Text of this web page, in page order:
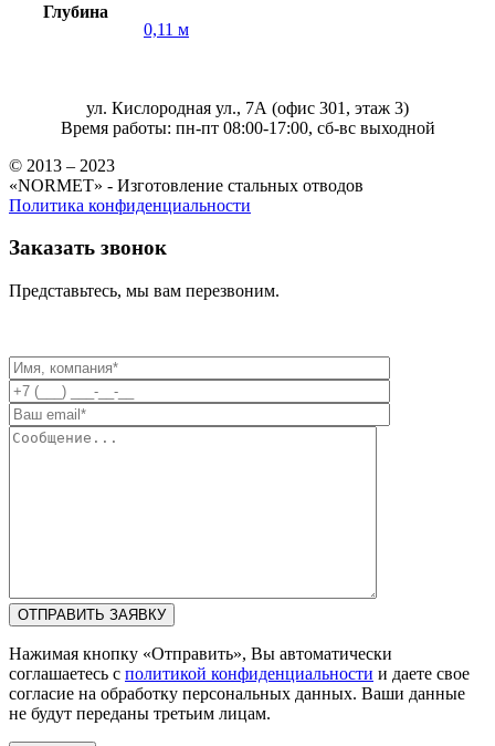
Глубина
0,11 м
ул. Кислородная ул., 7А (офис 301, этаж 3)
Время работы: пн-пт 08:00-17:00, сб-вс выходной
© 2013 – 2023
«NORMET» - Изготовление стальных отводов
Политика конфиденциальности
Заказать звонок
Представьтесь, мы вам перезвоним.
Нажимая кнопку «Отправить», Вы автоматически
соглашаетесь с политикой конфиденциальности и даете свое
согласие на обработку персональных данных. Ваши данные
не будут переданы третьим лицам.